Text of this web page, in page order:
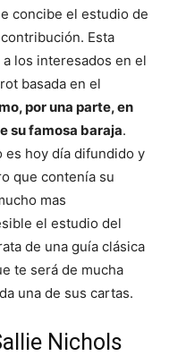
concibe el estudio de
Esta
los interesados en el
basada en el
por una parte, en
su famosa baraja.
es hoy día difundido y
que contenía su
mas
el estudio del
de una guía clásica
te será de mucha
una de sus cartas.
Nichols